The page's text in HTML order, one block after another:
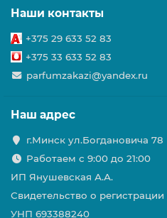
Наши контакты
+375 29 633 52 83
+375 33 633 52 83
parfumzakazi@yandex.ru
Наш адрес
г.Минск ул.Богдановича 78
Работаем с 9:00 до 21:00
ИП Янушевская А.А.
Свидетельство о
УНП 693388240